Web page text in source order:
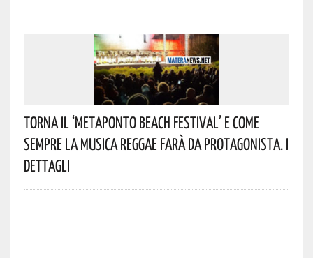
Torna Il ‘Metaponto Beach Festival’ E Come
Sempre La Musica Reggae Farà Da Protagonista. I
Dettagli